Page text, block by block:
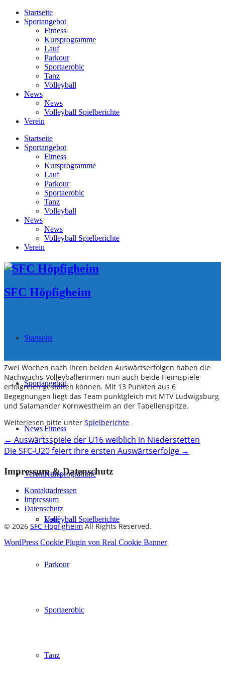
Startseite
Sportangebot
Fitness
Kursprogramme
Lauf
Parkour
Sportaerobic
Tanz
Volleyball
News
News
Volleyball Spielberichte
Verein
Startseite
Sportangebot
Fitness
Kursprogramme
Lauf
Parkour
Sportaerobic
Tanz
Volleyball
News
News
Volleyball Spielberichte
Verein
SFC Höpfigheim
Startseite
Sportangebot
Fitness
Kursprogramme
Lauf
Parkour
Sportaerobic
Tanz
News
News
Volleyball Spielberichte
Verein
Zwei Wochen nach ihren beiden Auswärtserfolgen haben die
Nachwuchs-Volleyballerinnen nun auch beide Heimspiele
erfolgreich gestalten können. Mit 13 Punkten aus 6
Begegnungen liegt das Team punktgleich mit MTV Ludwigsburg
und Salamander Kornwestheim an der Tabellenspitze.
Weiterlesen bitte unter Spielberichte
Post
navigation
← Auswärtsspiele der U16 weiblich in Niederstetten
Die SFC-U20 feiert ihre ersten Auswärtserfolge →
Impressum & Datenschutz
Kontaktadressen
Impressum
Datenschutz
© 2026 SFC HöpfigheimAll Rights Reserved.
WordPress Cookie Plugin von Real Cookie Banner